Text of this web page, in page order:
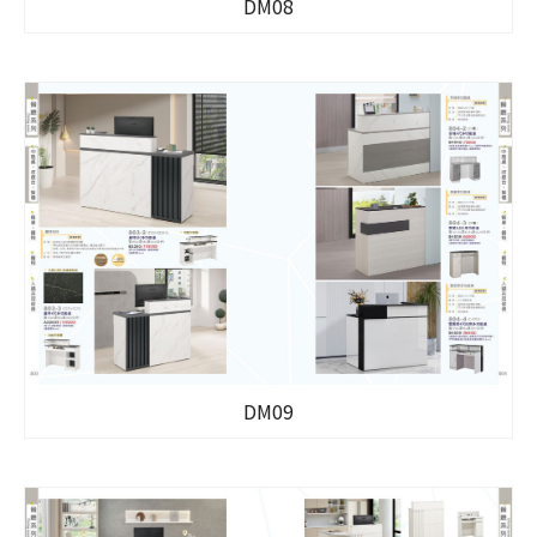
DM08
DM09